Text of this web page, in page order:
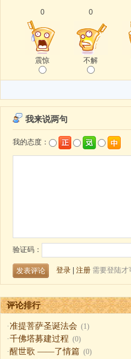
0
震惊
0
不解
评论排行
·准提菩萨圣诞法会 (1)
·千佛塔募建过程 (0)
·醒世歌 ——了情篇 (0)